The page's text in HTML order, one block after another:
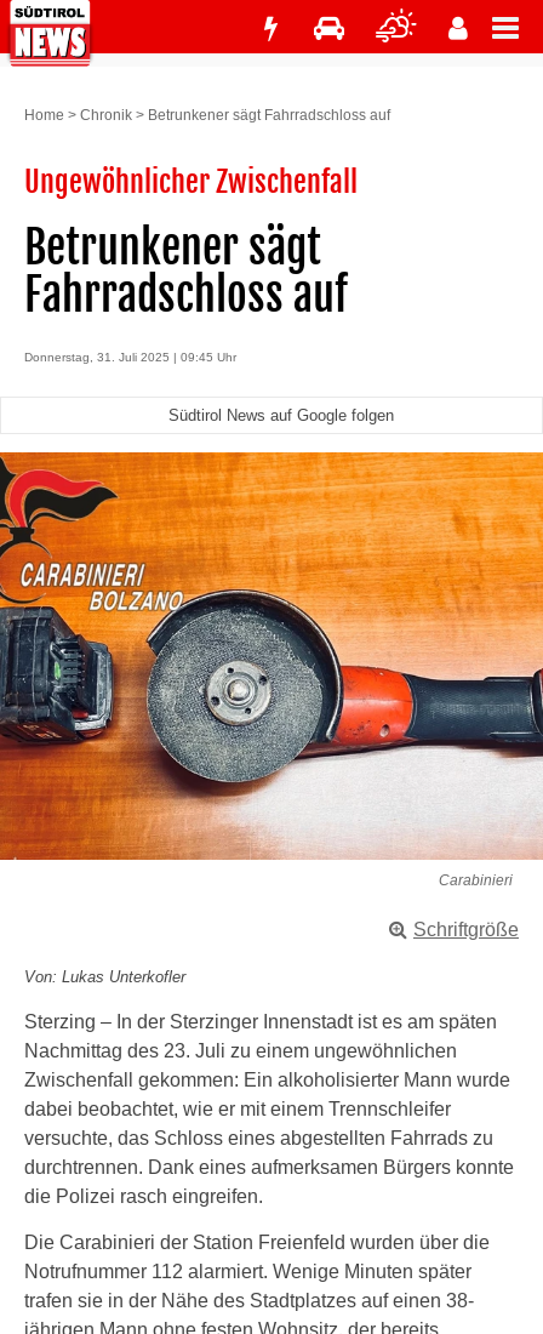
Home > Chronik > Betrunkener sägt Fahrradschloss auf
Ungewöhnlicher Zwischenfall
Betrunkener sägt
Fahrradschloss auf
Donnerstag, 31. Juli 2025 | 09:45 Uhr
Südtirol News auf Google folgen
Carabinieri
Schriftgröße
Von: Lukas Unterkofler
Sterzing – In der Sterzinger Innenstadt ist es am späten
Nachmittag des 23. Juli zu einem ungewöhnlichen
Zwischenfall gekommen: Ein alkoholisierter Mann wurde
dabei beobachtet, wie er mit einem Trennschleifer
versuchte, das Schloss eines abgestellten Fahrrads zu
durchtrennen. Dank eines aufmerksamen Bürgers konnte
die Polizei rasch eingreifen.
Die Carabinieri der Station Freienfeld wurden über die
Notrufnummer 112 alarmiert. Wenige Minuten später
trafen sie in der Nähe des Stadtplatzes auf einen 38-
jährigen Mann ohne festen Wohnsitz, der bereits